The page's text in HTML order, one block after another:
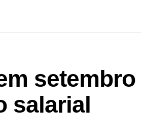
setembro
salarial